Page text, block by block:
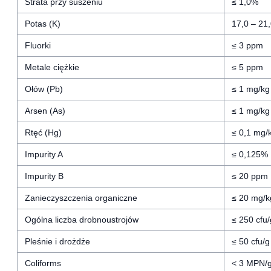
Potas (K) 17,0 –
Fluorki ≤ 3 ppm
Metale ciężkie ≤ 5 ppm
Ołów (Pb) ≤ 1 mg/kg
Arsen (As) ≤ 1 mg/kg
Rtęć (Hg) ≤ 0,1 mg/
Impurity A ≤ 0,125%
Impurity B ≤ 20 ppm
Zanieczyszczenia organiczne ≤ 20 mg/
Ogólna liczba drobnoustrojów ≤ 250 cfu/
Pleśnie i drożdże ≤ 50 cfu/g
Coliforms < 3 MPN/g